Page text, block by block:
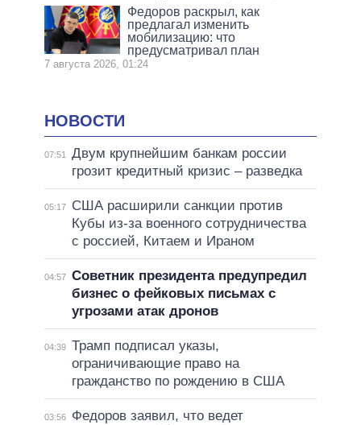
Федоров раскрыл, как
предлагал изменить
мобилизацию: что
предусматривал план
7 августа 2026, 01:24
НОВОСТИ
07:51
Двум крупнейшим банкам россии
грозит кредитный кризис – разведка
05:17
США расширили санкции против
Кубы из-за военного сотрудничества
с россией, Китаем и Ираном
04:57 Советник президента предупредил
бизнес о фейковых письмах с
угрозами атак дронов
04:39 Трамп подписал указы,
ограничивающие право на
гражданство по рождению в США
03:56
Федоров заявил, что ведет